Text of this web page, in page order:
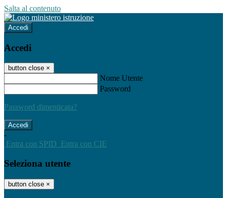
Salta al contenuto
Accedi
Accedi
button close ×
Nome Utente
Password
Password dimenticata?
-
Entra con SPID Entra con CIE
Seleziona utente
button close ×